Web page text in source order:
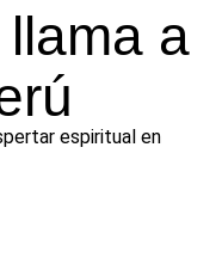
a
espiritual en